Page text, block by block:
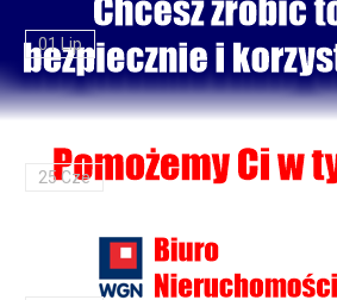
01 Lip
Gminne Zawody Sportowo-Pożarnicze
25 Cze
XXVII Festiwal Kapel Ulicznych i
5 lipca w Parku na Podzamczu